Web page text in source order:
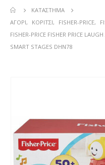
ΚΑΤΆΣΤΗΜΑ
ΑΓΌΡΙ, ΚΟΡΊΤΣΙ, FISHER-PRICE,
FISHER-PRICE FISHER PRICE
SMART STAGES DHN78